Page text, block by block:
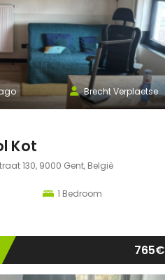
Brecht Verplaetse
Kot
130, 9000 Gent, België
1 Bedroom
765€